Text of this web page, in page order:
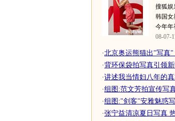
搜狐娱
韩国女
今年年
08-07-
·北京奥运熊猫出"写真
·背环保袋拍写真引领
·讲述我当情妇八年的
·组图:范文芳拍宣传写
·组图:"剑客"安雅魅惑
·张宁益清凉夏日写真